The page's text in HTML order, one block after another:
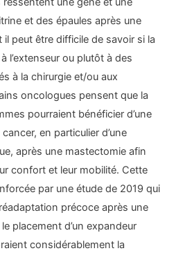
et des épaules après une
il peut être difficile de savoir si la
l’extenseur ou plutôt à des
à la chirurgie et/ou aux
oncologues pensent que la
pourraient bénéficier d’une
en particulier d’une
après une mastectomie afin
confort et leur mobilité. Cette
par une étude de 2019 qui
précoce après une
placement d’un expandeur
considérablement la